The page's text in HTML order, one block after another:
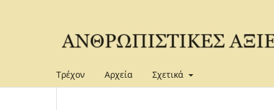
Τρέχον Αρχεία Σχετικά